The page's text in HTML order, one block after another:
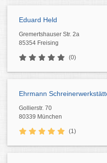
Eduard Held
Gremertshauser Str. 2a
85354 Freising
(0)
Ehrmann
Gollierstr. 70
80339 München
(1)